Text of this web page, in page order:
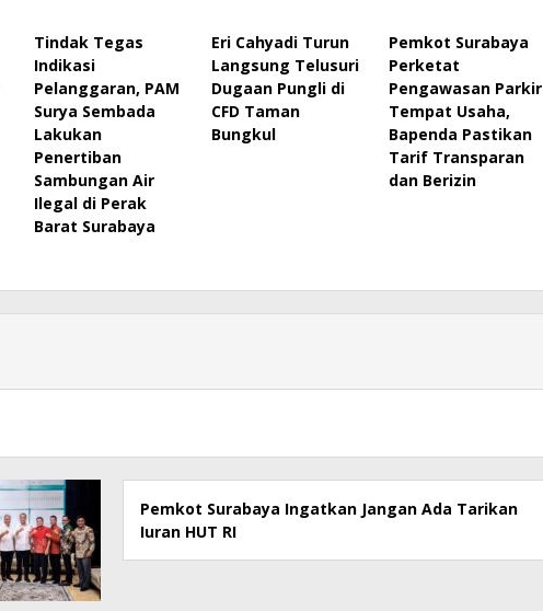
Tindak Tegas
Indikasi
Pelanggaran, PAM
Surya Sembada
Lakukan
Penertiban
Sambungan Air
Ilegal di Perak
Barat Surabaya
Eri Cahyadi Turun
Langsung Telusuri
Dugaan Pungli di
CFD Taman
Bungkul
Pemkot Surabaya
Perketat
Pengawasan Parkir
Tempat Usaha,
Bapenda Pastikan
Tarif Transparan
dan Berizin
Pemkot Surabaya Ingatkan Jangan Ada Tarikan
Iuran HUT RI